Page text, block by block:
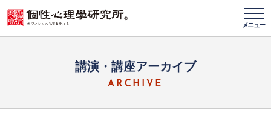
メニュー
講演・講座アーカイブ
ARCHIVE